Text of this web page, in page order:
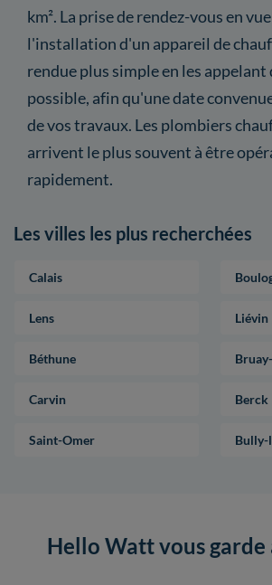
km². La prise de rendez-vous en
l'installation d'un appareil de
rendue plus simple en les appelant
possible, afin qu'une date
de vos travaux. Les plombiers
arrivent le plus souvent à être
rapidement.
Les villes les plus recherchées
Calais
Lens Liévin
Béthune
Carvin Berck
Saint-Omer Bully-
Hello Watt vous garde